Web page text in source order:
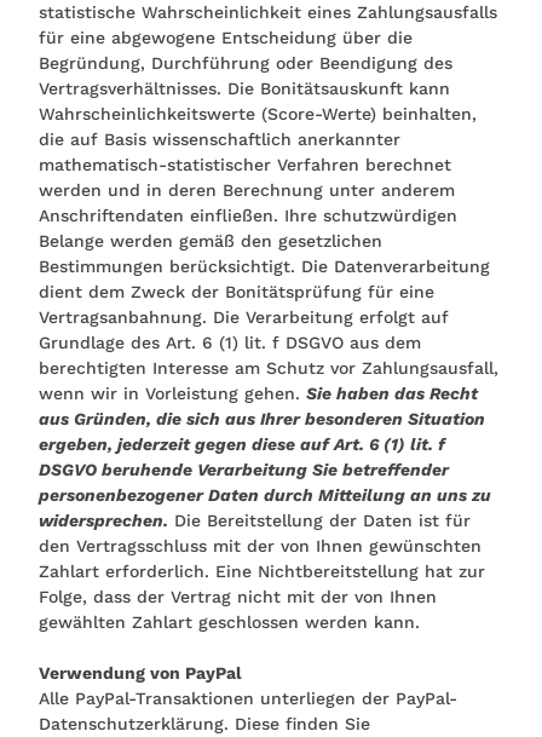
statistische Wahrscheinlichkeit eines Zahlungsausfalls
für eine abgewogene Entscheidung über die
Begründung, Durchführung oder Beendigung des
Vertragsverhältnisses. Die Bonitätsauskunft kann
Wahrscheinlichkeitswerte (Score-Werte) beinhalten,
die auf Basis wissenschaftlich anerkannter
mathematisch-statistischer Verfahren berechnet
werden und in deren Berechnung unter anderem
Anschriftendaten einfließen. Ihre schutzwürdigen
Belange werden gemäß den gesetzlichen
Bestimmungen berücksichtigt. Die Datenverarbeitung
dient dem Zweck der Bonitätsprüfung für eine
Vertragsanbahnung. Die Verarbeitung erfolgt auf
Grundlage des Art. 6 (1) lit. f DSGVO aus dem
berechtigten Interesse am Schutz vor Zahlungsausfall,
wenn wir in Vorleistung gehen. Sie haben das Recht
aus Gründen, die sich aus Ihrer besonderen Situation
ergeben, jederzeit gegen diese auf Art. 6 (1) lit. f
DSGVO beruhende Verarbeitung Sie betreffender
personenbezogener Daten durch Mitteilung an uns zu
widersprechen. Die Bereitstellung der Daten ist für
den Vertragsschluss mit der von Ihnen gewünschten
Zahlart erforderlich. Eine Nichtbereitstellung hat zur
Folge, dass der Vertrag nicht mit der von Ihnen
gewählten Zahlart geschlossen werden kann.
Verwendung von PayPal
Alle PayPal-Transaktionen unterliegen der PayPal-
Datenschutzerklärung. Diese finden Sie